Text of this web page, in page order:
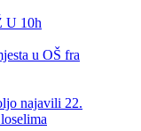
U 10h
u OŠ fra
najavili 22.